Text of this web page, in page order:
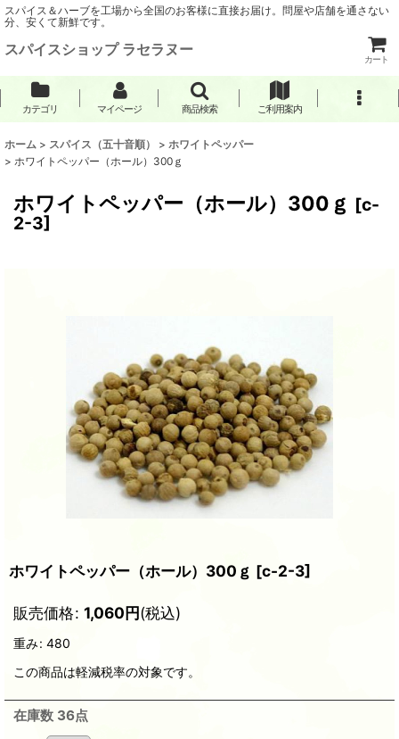
スパイス＆ハーブを工場から全国のお客様に直接お届け。問屋や店舗を通さない
分、安くて新鮮です。
スパイスショップ ラセラヌー
カート
カテゴリ マイページ 商品検索 ご利用案内
ホーム > スパイス（五十音順） > ホワイトペッパー
> ホワイトペッパー（ホール）300ｇ
ホワイトペッパー（ホール）300ｇ [c-
2-3]
ホワイトペッパー（ホール）300ｇ [c-2-3]
販売価格: 1,060円(税込)
重み: 480
この商品は軽減税率の対象です。
在庫数 36点